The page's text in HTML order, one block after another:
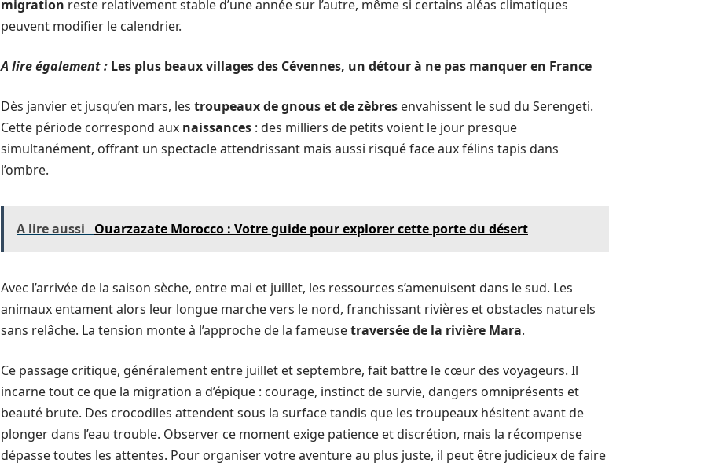
migration reste relativement stable d’une année sur l’autre, même si certains aléas climatiques
peuvent modifier le calendrier.
A lire également : Les plus beaux villages des Cévennes, un détour à ne pas manquer en France
Dès janvier et jusqu’en mars, les troupeaux de gnous et de zèbres envahissent le sud du Serengeti.
Cette période correspond aux naissances : des milliers de petits voient le jour presque
simultanément, offrant un spectacle attendrissant mais aussi risqué face aux félins tapis dans
l’ombre.
A lire aussi Ouarzazate Morocco : Votre guide pour explorer cette porte du désert
Avec l’arrivée de la saison sèche, entre mai et juillet, les ressources s’amenuisent dans le sud. Les
animaux entament alors leur longue marche vers le nord, franchissant rivières et obstacles naturels
sans relâche. La tension monte à l’approche de la fameusetraversée de la rivière Mara.
Ce passage critique, généralement entre juillet et septembre, fait battre le cœur des voyageurs. Il
incarne tout ce que la migration a d’épique : courage, instinct de survie, dangers omniprésents et
beauté brute. Des crocodiles attendent sous la surface tandis que les troupeaux hésitent avant de
plonger dans l’eau trouble. Observer ce moment exige patience et discrétion, mais la récompense
dépasse toutes les attentes. Pour organiser votre aventure au plus juste, il peut être judicieux de faire